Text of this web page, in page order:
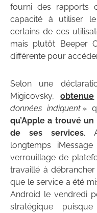
fourni des rapports
capacité à utiliser
certains de ces
mais plutôt Beeper
différente pour
Selon une
Migicovsky,obtenue
données indiquent»
qu’Apple a trouvé
de ses services.
longtemps
verrouillage de
travaillé à débrancher
que le service a été
Android le vendredi
stratégique